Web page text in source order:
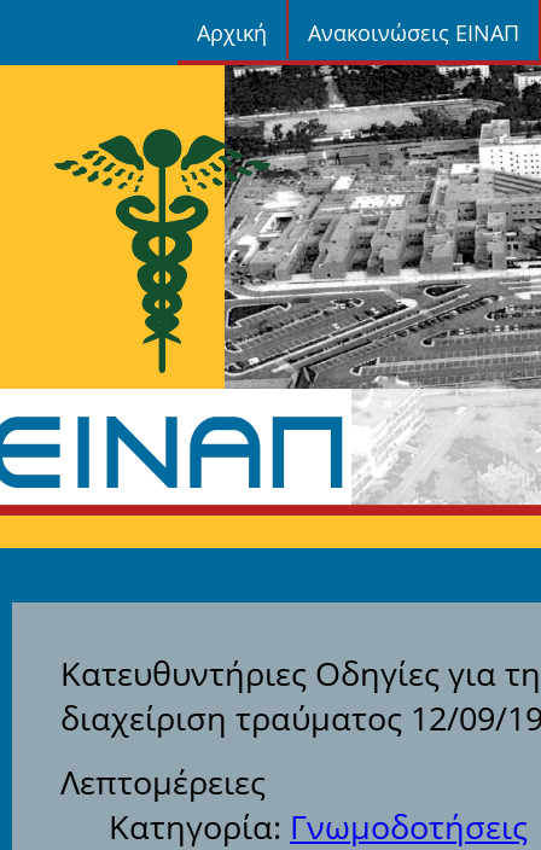
Αρχική Ανακοινώσεις ΕΙΝΑΠ
Κατευθυντήριες Οδηγίες για
διαχείριση τραύματος 12/09/
Λεπτομέρειες
Κατηγορία: Γνωμοδοτήσεις